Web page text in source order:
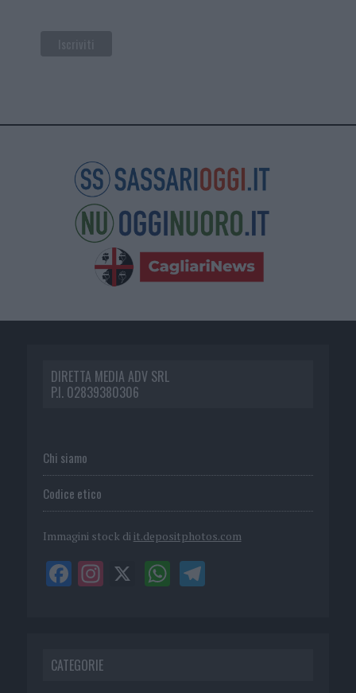
DIRETTA MEDIA ADV SRL
P.I. 02839380306
Chi siamo
Codice etico
Immagini stock di it.depositphotos.com
CATEGORIE